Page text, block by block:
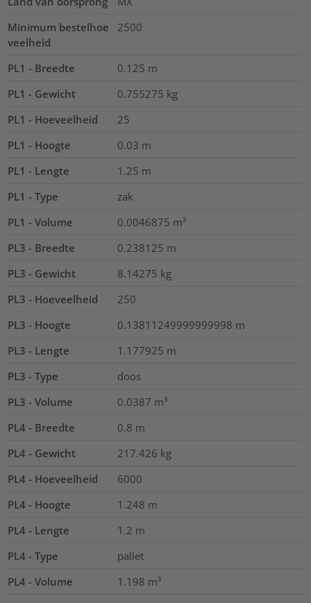
Minimum bestelhoe
veelheid
2500
PL1 - Breedte 0.125 m
PL1 - Gewicht
0.755275 kg
PL1 - Hoeveelheid
25
PL1 - Hoogte
0.03 m
PL1 - Lengte
1.25 m
PL1 - Type
zak
PL1 - Volume
0.0046875 m³
PL3 - Breedte
0.238125 m
PL3 - Gewicht
8.14275 kg
PL3 - Hoeveelheid
250
PL3 - Hoogte
0.13811249999999998 m
PL3 - Lengte
1.177925 m
PL3 - Type
doos
PL3 - Volume
0.0387 m³
PL4 - Breedte
0.8 m
PL4 - Gewicht
217.426 kg
PL4 - Hoeveelheid
6000
PL4 - Hoogte
1.248 m
PL4 - Lengte
1.2 m
PL4 - Type
pallet
PL4 - Volume
1.198 m³